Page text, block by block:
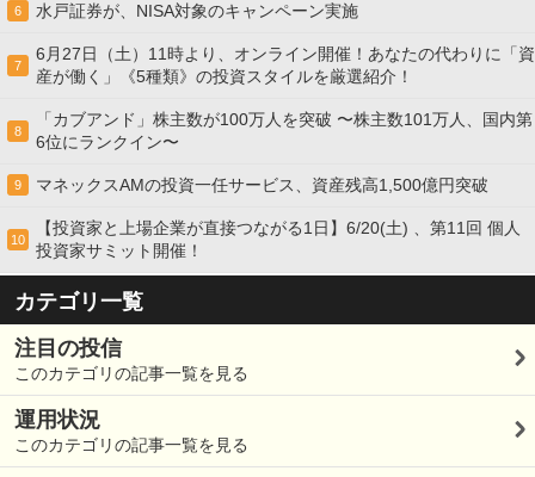
6 水戸証券が、NISA対象のキャンペーン実施
7
6月27日（土）11時より、オンライン開催！あなたの代わりに「資
産が働く」《5種類》の投資スタイルを厳選紹介！
8
「カブアンド」株主数が100万人を突破 〜株主数101万人、国内第
6位にランクイン〜
9 マネックスAMの投資一任サービス、資産残高1,500億円突破
10
【投資家と上場企業が直接つながる1日】6/20(土) 、第11回 個人
投資家サミット開催！
カテゴリ一覧
注目の投信
このカテゴリの記事一覧を見る
運用状況
このカテゴリの記事一覧を見る